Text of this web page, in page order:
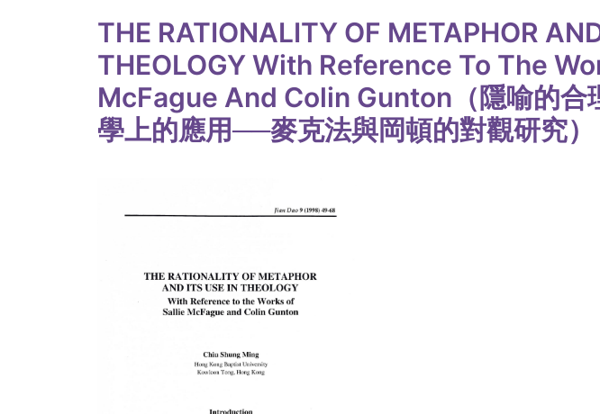
THE RATIONALITY OF METAPHOR
THEOLOGY With Reference To The
McFague And Colin Gunton（隱喻的合
學上的應用──麥克法與岡頓的對觀研究）